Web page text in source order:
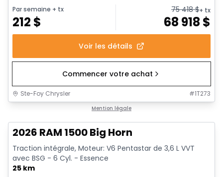
Par semaine + tx
212 $
75 418$+ tx
68 918 $
Voir les détails
Commencer votre achat
Ste-Foy Chrysler #1T273
Mention légale
2026 RAM 1500 Big Horn
Traction intégrale, Moteur: V6 Pentastar de 3,6 L VVT
avec BSG - 6 Cyl. - Essence
25 km